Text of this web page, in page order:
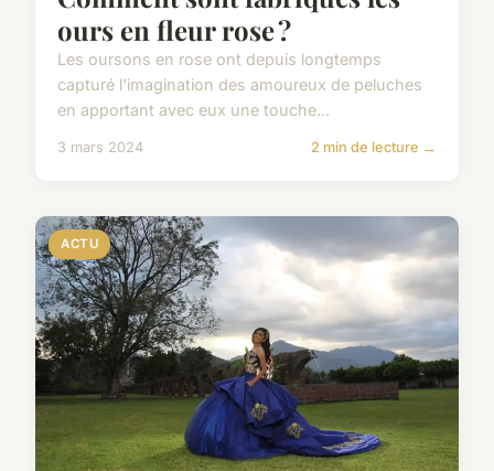
ours en fleur rose ?
Les oursons en rose ont depuis longtemps
capturé l'imagination des amoureux de peluches
en apportant avec eux une touche...
3 mars 2024 2 min de lecture →
ACTU